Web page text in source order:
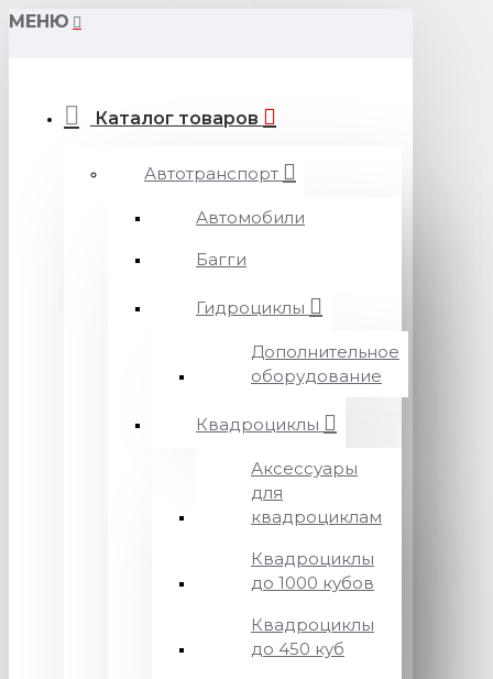
МЕНЮ
Каталог товаров
Автотранспорт
Автомобили
Багги
Гидроциклы
Дополнительное
оборудование
Квадроциклы
Аксессуары
для
квадроциклам
Квадроциклы
до 1000 кубов
Квадроциклы
до 450 куб